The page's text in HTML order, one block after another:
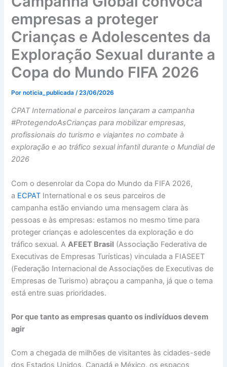
empresas a proteger
Crianças e Adolescentes da
Exploração Sexual durante a
Copa do Mundo FIFA 2026
Pornoticia_publicada/23/06/2026
CPAT International e parceiroslançaram a campanha
#ProtegendoAsCrianças para mobilizar empresas,
profissionais do turismo e viajantes no combate à
exploração e ao tráfico sexual infantil durante o Mundial de
2026
Com o desenrolar da Copa do Mundo da FIFA 2026,
a ECPAT International e os seus parceiros de
campanha estão enviando uma mensagem clara às
pessoas e às empresas: estamos no mesmo time para
proteger crianças e adolescentes da exploração e do
tráfico sexual. AAFEET Brasil (Associação Federativa de
Executivas de Empresas Turísticas) vinculada a FIASEET
(Federação Internacional de Associações de Executivas de
Empresas de Turismo) abraçou a campanha, já que o tema
está entre suas prioridades.
Por que tanto as empresas quanto os indivíduos devem
agir
Com a chegada de milhões de visitantes às cidades-sede